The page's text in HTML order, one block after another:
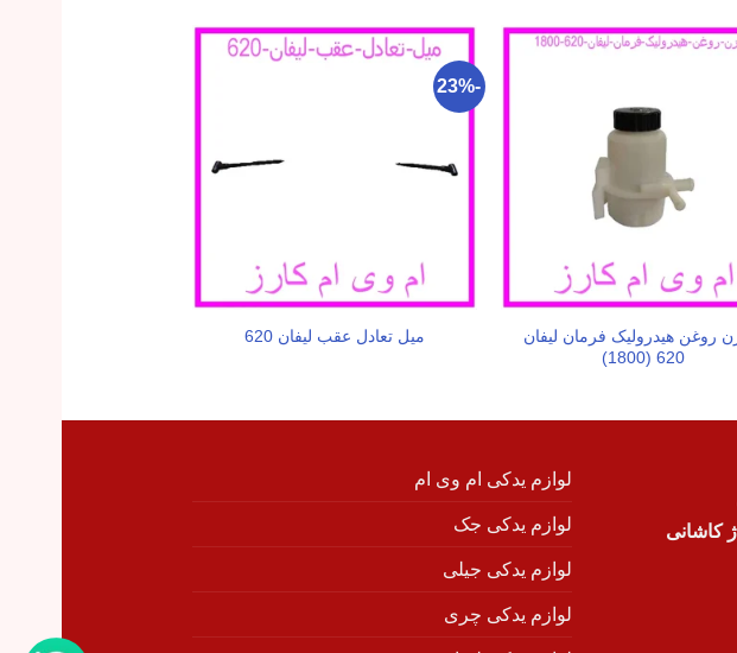
روغن هیدرولیک فرمان لیفان
620 (1800)
-23%
میل تعادل عقب لیفان 620
کاشانی
لوازم یدکی ام وی ام
لوازم یدکی جک
لوازم یدکی جیلی
لوازم یدکی چری